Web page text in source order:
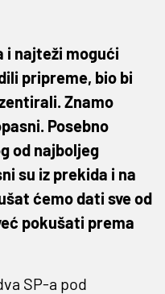
i najteži mogući
pripreme, bio bi
Znamo
Posebno
od najboljeg
su iz prekida i na
ćemo dati sve od
pokušati prema
SP-a pod